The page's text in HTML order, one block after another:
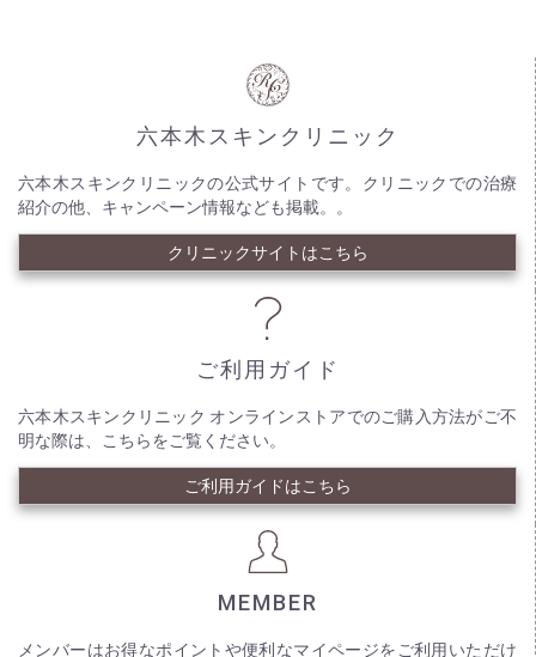
六本木スキンクリニック
六本木スキンクリニックの公式サイトです。クリニックでの治療
紹介の他、キャンペーン情報なども掲載。。
クリニックサイトはこちら
ご利用ガイド
六本木スキンクリニック オンラインストアでのご購入方法がご不
明な際は、こちらをご覧ください。
ご利用ガイドはこちら
MEMBER
メンバーはお得なポイントや便利なマイページをご利用いただけ